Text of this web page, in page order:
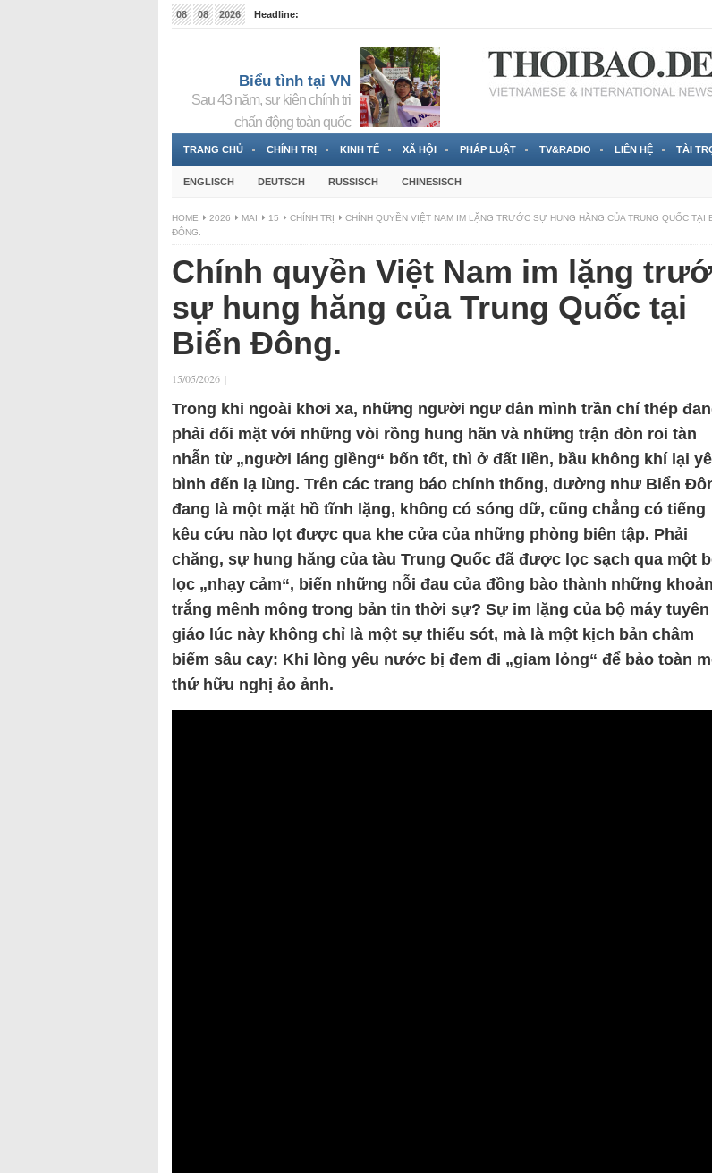
08 08 2026
Headline:
Biểu tình tại VN
Sau 43 năm, sự kiện chính trị
chấn động toàn quốc
TRANG CHỦ CHÍNH TRỊ KINH TẾ XÃ HỘI PHÁP LUẬT TV&RADIO LIÊN HỆ TÀI
ENGLISCH DEUTSCH RUSSISCH CHINESISCH
HOME 2026 MAI 15 CHÍNH TRỊ
CHÍNH QUYỀN VIỆT NAM IM LẶNG TRƯỚC SỰ HUNG HĂNG CỦA TRUNG QUỐC TẠI
ĐÔNG.
Chính quyền Việt Nam im lặng
sự hung hăng của Trung Quốc tại
Biển Đông.
15/05/2026 |
Trong khi ngoài khơi xa, những người ngư dân mình trần chí thép
phải đối mặt với những vòi rồng hung hãn và những trận đòn roi tàn
nhẫn từ „người láng giềng“ bốn tốt, thì ở đất liền, bầu không khí lại
bình đến lạ lùng. Trên các trang báo chính thống, dường như Biển
đang là một mặt hồ tĩnh lặng, không có sóng dữ, cũng chẳng có tiếng
kêu cứu nào lọt được qua khe cửa của những phòng biên tập. Phải
chăng, sự hung hăng của tàu Trung Quốc đã được lọc sạch qua một
lọc „nhạy cảm“, biến những nỗi đau của đồng bào thành những
trắng mênh mông trong bản tin thời sự? Sự im lặng của bộ máy tuyên
giáo lúc này không chỉ là một sự thiếu sót, mà là một kịch bản châm
biếm sâu cay: Khi lòng yêu nước bị đem đi „giam lỏng“ để bảo toàn
thứ hữu nghị ảo ảnh.